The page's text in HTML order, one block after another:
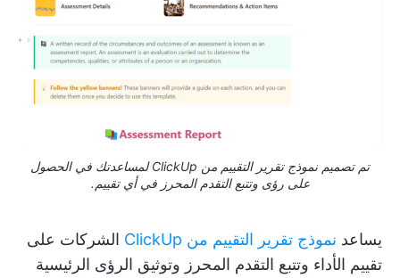
تم تصميم نموذج تقرير التقييم من ClickUp لمساعدتك في الحصول
على رؤى وتتبع التقدم المحرز في أي تقييم.
يساعد نموذج تقرير التقييم من ClickUp
الشركات على
تقييم الأداء وتتبع التقدم المحرز وتوثيق الرؤى الرئيسية